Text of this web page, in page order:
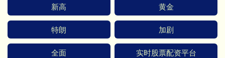
新高 黄金
特朗 加剧
全面 实时股票配资平台